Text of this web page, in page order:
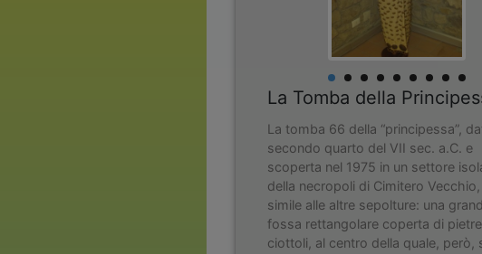
La Tomba della
La tomba 66 della “principessa”,
secondo quarto del VII sec. a.C. e
scoperta nel 1975 in un settore
della necropoli di Cimitero Vecchio,
simile alle altre sepolture: una
fossa rettangolare coperta di
ciottoli, al centro della quale, però,